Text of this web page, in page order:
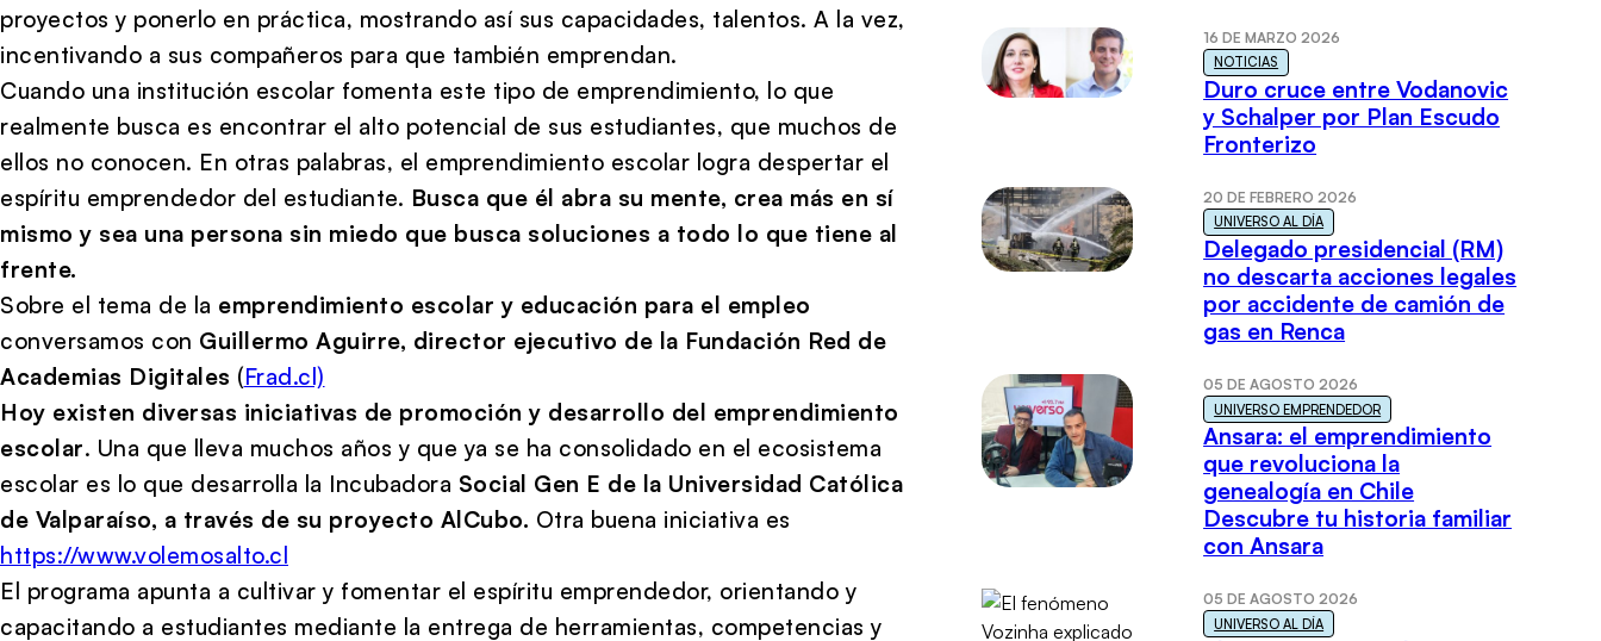
proyectos y ponerlo en práctica, mostrando así sus capacidades, talentos. A la vez,
incentivando a sus compañeros para que también emprendan.
Cuando una institución escolar fomenta este tipo de emprendimiento, lo que
realmente busca es encontrar el alto potencial de sus estudiantes, que muchos de
ellos no conocen. En otras palabras, el emprendimiento escolar logra despertar el
espíritu emprendedor del estudiante. Busca que él abra su mente, crea más en sí
mismo y sea una persona sin miedo que busca soluciones a todo lo que tiene al
frente.
Sobre el tema de la emprendimiento escolar y educación para el empleo
conversamos con Guillermo Aguirre, director ejecutivo de la Fundación Red de
Academias Digitales (Frad.cl)
Hoy existen diversas iniciativas de promoción y desarrollo del emprendimiento
escolar. Una que lleva muchos años y que ya se ha consolidado en el ecosistema
escolar es lo que desarrolla la Incubadora Social Gen E de la Universidad Católica
de Valparaíso, a través de su proyecto AlCubo. Otra buena iniciativa es
https://www.volemosalto.cl
El programa apunta a cultivar y fomentar el espíritu emprendedor, orientando y
capacitando a estudiantes mediante la entrega de herramientas, competencias y
16 DE MARZO 2026
NOTICIAS
Duro cruce entre Vodanovic
y Schalper por Plan Escudo
Fronterizo
20 DE FEBRERO 2026
UNIVERSO AL DÍA
Delegado presidencial (RM)
no descarta acciones legales
por accidente de camión de
gas en Renca
05 DE AGOSTO 2026
UNIVERSO EMPRENDEDOR
Ansara: el emprendimiento
que revoluciona la
genealogía en Chile
Descubre tu historia familiar
con Ansara
05 DE AGOSTO 2026
UNIVERSO AL DÍA